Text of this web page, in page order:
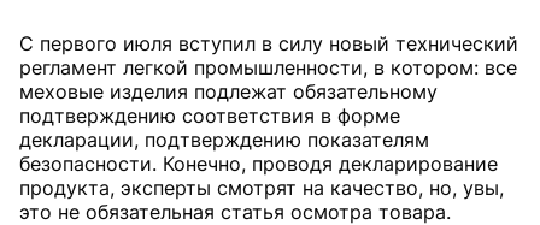
С первого июля вступил в силу новый технический
регламент легкой промышленности, в котором: все
меховые изделия подлежат обязательному
подтверждению соответствия в форме
декларации, подтверждению показателям
безопасности. Конечно, проводя декларирование
продукта, эксперты смотрят на качество, но, увы,
это не обязательная статья осмотра товара.